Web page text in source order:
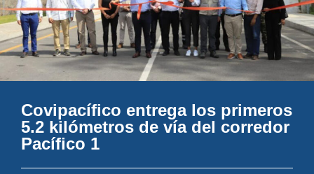
Covipacífico entrega los primeros
5.2 kilómetros de vía del corredor
Pacífico 1